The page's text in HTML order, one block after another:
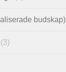
budskap)
(3)